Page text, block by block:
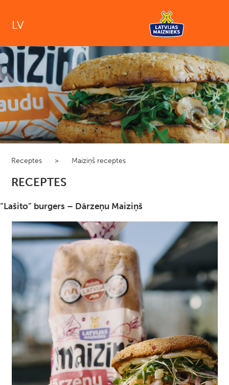
LV
Receptes > Maiziņš receptes
RECEPTES
“Lašito” burgers – Dārzeņu Maiziņš